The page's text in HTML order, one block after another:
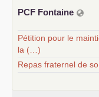
PCF Fontaine
Pétition pour le
la (…)
Repas fraternel de